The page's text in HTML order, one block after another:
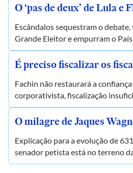
O ‘pas de deux’ de Lula e
Escândalos sequestram o
Grande Eleitor e empurram o
É preciso fiscalizar os
Fachin não restaurará a
corporativista, fiscalização
O milagre de Jaques
Explicação para a evolução de
senador petista está no terreno